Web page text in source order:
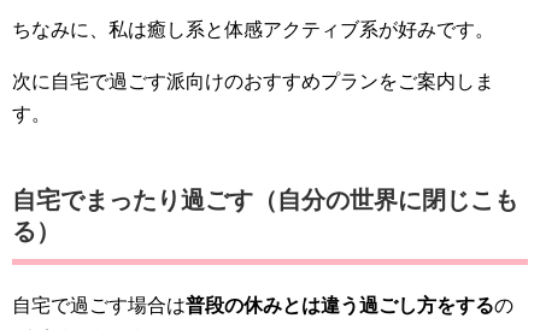
ちなみに、私は癒し系と体感アクティブ系が好みです。
次に自宅で過ごす派向けのおすすめプランをご案内しま
す。
自宅でまったり過ごす（自分の世界に閉じこも
る）
自宅で過ごす場合は普段の休みとは違う過ごし方をするの